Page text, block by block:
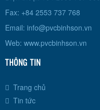
Fax: +84 2553 737 768
Email: info@pvcbinhson.vn
Web: www.pvcbinhson.vn
THÔNG TIN
Trang chủ
Tin tức